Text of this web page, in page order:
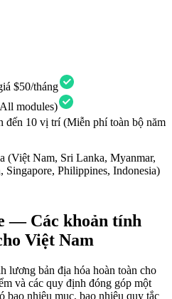
$50/tháng
modules)
đến 10 vị trí (Miễn phí toàn bộ năm
(Việt Nam, Sri Lanka, Myanmar,
Singapore, Philippines, Indonesia)
— Các khoản tính
Việt Nam
lương bản địa hóa hoàn toàn cho
và các quy định đóng góp một
bao nhiêu mục, bao nhiêu quy tắc